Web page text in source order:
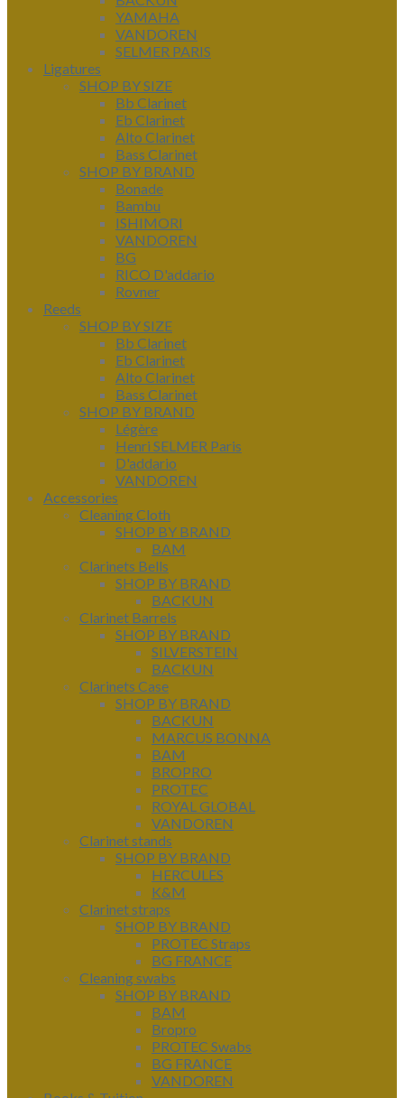
YAMAHA
VANDOREN
SELMER PARIS
Ligatures
SHOP BY SIZE
Bb Clarinet
Eb Clarinet
Alto Clarinet
Bass Clarinet
SHOP BY BRAND
Bonade
Bambu
ISHIMORI
VANDOREN
BG
RICO D'addario
Rovner
Reeds
SHOP BY SIZE
Bb Clarinet
Eb Clarinet
Alto Clarinet
Bass Clarinet
SHOP BY BRAND
Légère
Henri SELMER Paris
D'addario
VANDOREN
Accessories
Cleaning Cloth
SHOP BY BRAND
BAM
Clarinets Bells
SHOP BY BRAND
BACKUN
Clarinet Barrels
SHOP BY BRAND
SILVERSTEIN
BACKUN
Clarinets Case
SHOP BY BRAND
BACKUN
MARCUS BONNA
BAM
BROPRO
PROTEC
ROYAL GLOBAL
VANDOREN
Clarinet stands
SHOP BY BRAND
HERCULES
K&M
Clarinet straps
SHOP BY BRAND
PROTEC Straps
BG FRANCE
Cleaning swabs
SHOP BY BRAND
BAM
Bropro
PROTEC Swabs
BG FRANCE
VANDOREN